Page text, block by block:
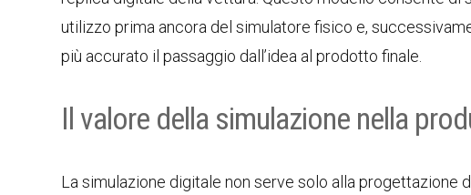
utilizzo prima ancora del simulatore fisico e,
più accurato il passaggio dall’idea al prodotto finale.
Il valore della simulazione nella
La simulazione digitale non serve solo alla progettazione